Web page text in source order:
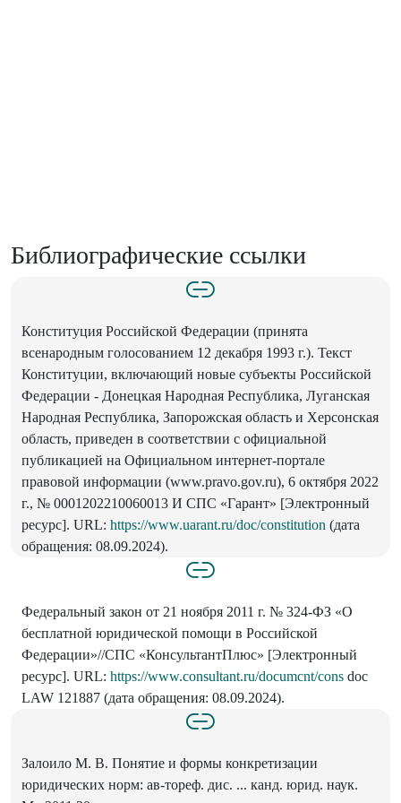
Библиографические ссылки
Конституция Российской Федерации (принята
всенародным голосованием 12 декабря 1993 г.). Текст
Конституции, включающий новые субъекты Российской
Федерации - Донецкая Народная Республика, Луганская
Народная Республика, Запорожская область и Херсонская
область, приведен в соответствии с официальной
публикацией на Официальном интернет-портале
правовой информации (www.pravo.gov.ru), 6 октября 2022
г., № 0001202210060013 И СПС «Гарант» [Электронный
ресурс]. URL: https://www.uarant.ru/doc/constitution (дата
обращения: 08.09.2024).
Федеральный закон от 21 ноября 2011 г. № 324-ФЗ «О
бесплатной юридической помощи в Российской
Федерации»//СПС «КонсультантПлюс» [Электронный
ресурс]. URL: https://www.consultant.ru/documcnt/cons doc
LAW 121887 (дата обращения: 08.09.2024).
Залоило М. В. Понятие и формы конкретизации
юридических норм: ав-тореф. дис. ... канд. юрид. наук.